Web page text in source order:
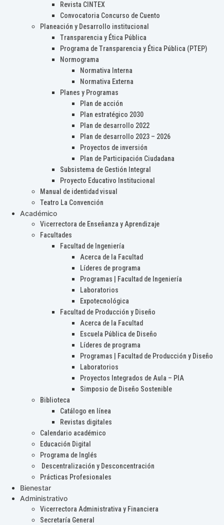
Revista CINTEX
Convocatoria Concurso de Cuento
Planeación y Desarrollo institucional
Transparencia y Ética Pública
Programa de Transparencia y Ética Pública (PTEP)
Normograma
Normativa Interna
Normativa Externa
Planes y Programas
Plan de acción
Plan estratégico 2030
Plan de desarrollo 2022
Plan de desarrollo 2023 – 2026
Proyectos de inversión
Plan de Participación Ciudadana
Subsistema de Gestión Integral
Proyecto Educativo Institucional
Manual de identidad visual
Teatro La Convención
Académico
Vicerrectora de Enseñanza y Aprendizaje
Facultades
Facultad de Ingeniería
Acerca de la Facultad
Líderes de programa
Programas | Facultad de Ingeniería
Laboratorios
Expotecnológica
Facultad de Producción y Diseño
Acerca de la Facultad
Escuela Pública de Diseño
Líderes de programa
Programas | Facultad de Producción y Diseño
Laboratorios
Proyectos Integrados de Aula – PIA
Simposio de Diseño Sostenible
Biblioteca
Catálogo en línea
Revistas digitales
Calendario académico
Educación Digital
Programa de Inglés
Descentralización y Desconcentración
Prácticas Profesionales
Bienestar
Administrativo
Vicerrectora Administrativa y Financiera
Secretaría General